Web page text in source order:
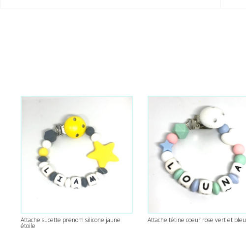
Attache sucette prénom silicone jaune
étoile
Attache tétine coeur rose vert et bleu